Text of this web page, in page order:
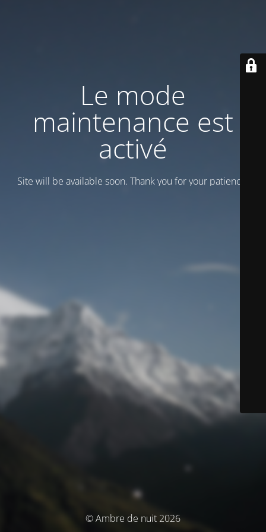
Le mode
maintenance est
activé
Site will be available soon. Thank you for your patience!
© Ambre de nuit 2026